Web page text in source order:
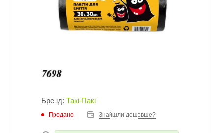
Бренд: Такі-Пакі
Продано Знайшли дешевше?